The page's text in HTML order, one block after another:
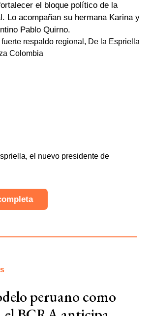
el bloque político de la
Lo acompañan su hermana Karina y
Pablo Quirno.
el nuevo presidente de
peruano como